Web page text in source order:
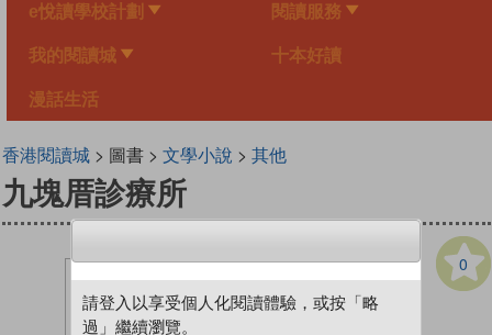
e悅讀學校計劃 閱讀服務
我的閱讀城 十本好讀
漫話生活
香港閱讀城> 圖書 > 文學小說 > 其他
九塊厝診療所
0
請登入以享受個人化閱讀體驗，或按「略
過」繼續瀏覽。